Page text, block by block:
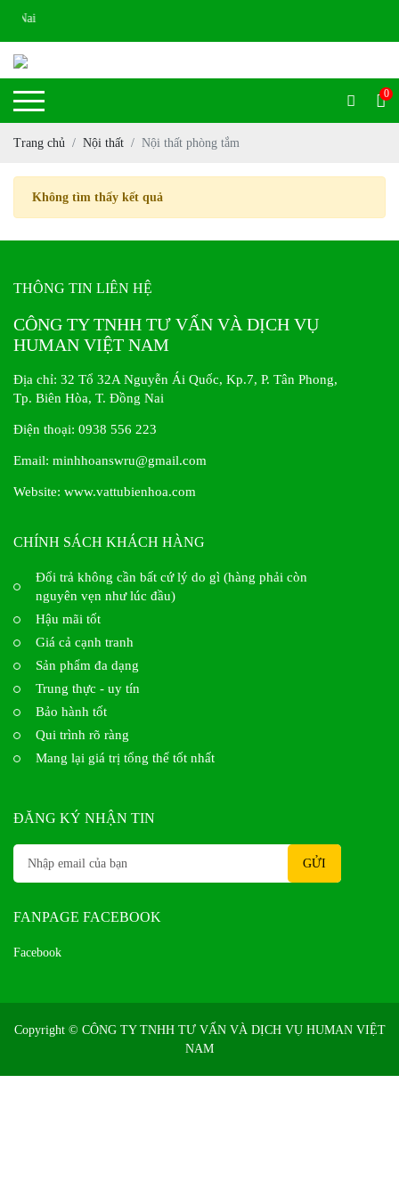
Nai
0
Trang chủ Nội thất Nội thất phòng tắm
Không tìm thấy kết quả
THÔNG TIN LIÊN HỆ
CÔNG TY TNHH TƯ VẤN VÀ DỊCH VỤ
HUMAN VIỆT NAM
Địa chỉ: 32 Tổ 32A Nguyễn Ái Quốc, Kp.7, P. Tân Phong,
Tp. Biên Hòa, T. Đồng Nai
Điện thoại: 0938 556 223
Email: minhhoanswru@gmail.com
Website: www.vattubienhoa.com
CHÍNH SÁCH KHÁCH HÀNG
Đổi trả không cần bất cứ lý do gì (hàng phải còn
nguyên vẹn như lúc đầu)
Hậu mãi tốt
Giá cả cạnh tranh
Sản phẩm đa dạng
Trung thực - uy tín
Bảo hành tốt
Qui trình rõ ràng
Mang lại giá trị tổng thể tốt nhất
ĐĂNG KÝ NHẬN TIN
FANPAGE FACEBOOK
Facebook
Copyright © CÔNG TY TNHH TƯ VẤN VÀ DỊCH VỤ HUMAN VIỆT
NAM